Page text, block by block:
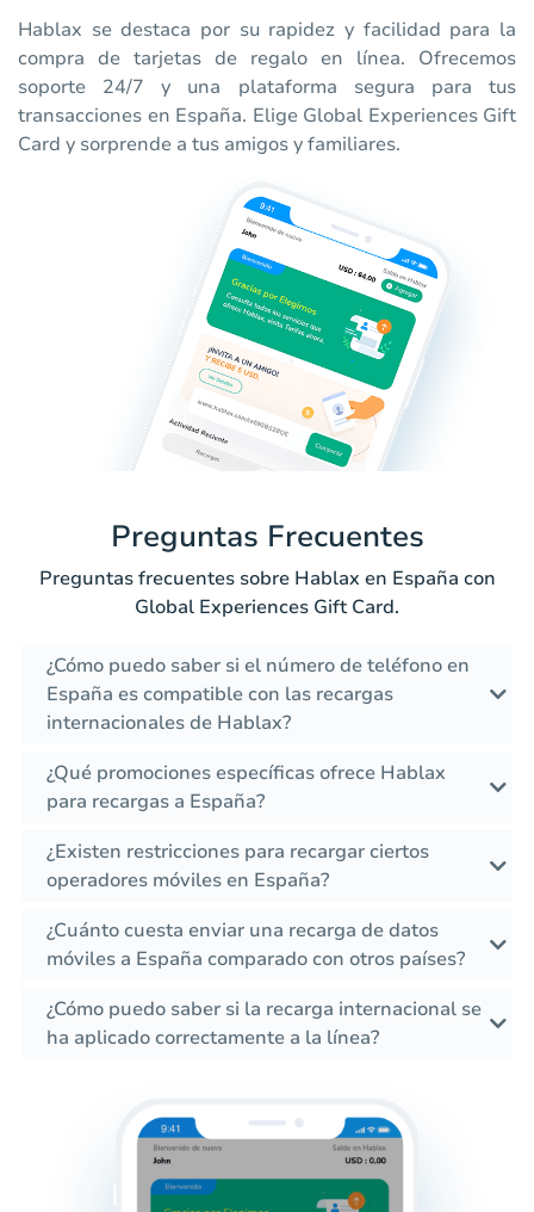
Hablax se destaca por su rapidez y facilidad para la
compra de tarjetas de regalo en línea. Ofrecemos
soporte 24/7 y una plataforma segura para tus
transacciones en España. Elige Global Experiences Gift
Card y sorprende a tus amigos y familiares.
Preguntas Frecuentes
Preguntas frecuentes sobre Hablax en España con
Global Experiences Gift Card.
¿Cómo puedo saber si el número de teléfono en
España es compatible con las recargas
internacionales de Hablax?
¿Qué promociones específicas ofrece Hablax
para recargas a España?
¿Existen restricciones para recargar ciertos
operadores móviles en España?
¿Cuánto cuesta enviar una recarga de datos
móviles a España comparado con otros países?
¿Cómo puedo saber si la recarga internacional se
ha aplicado correctamente a la línea?